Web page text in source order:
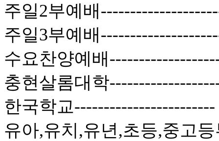
주일2부예배
주일3부예배
수요찬양예배
충현살롬대학
한국학교
유아,유치,유년,초등,중고